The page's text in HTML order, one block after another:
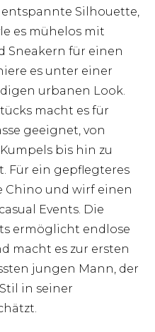
Silhouette,
es mühelos mit
Sneakern für einen
es unter einer
urbanen Look.
macht es für
geeignet, von
bis hin zu
Für ein gepflegteres
Chino und wirf einen
Events. Die
ermöglicht endlose
macht es zur ersten
jungen Mann, der
in seiner